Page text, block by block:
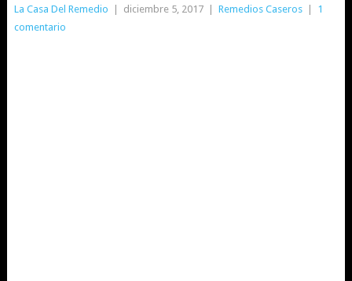
La Casa Del Remedio diciembre 5, 2017 Remedios Caseros
1
comentario